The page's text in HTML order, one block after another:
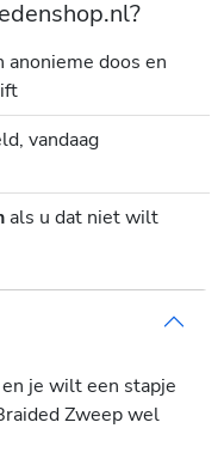
anonieme doos en
vandaag
als u dat niet wilt
je wilt een stapje
Zweep wel